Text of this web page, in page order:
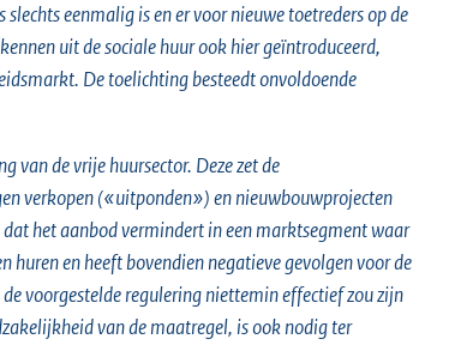
eenmalig is en er voor nieuwe toetreders op de
uit de sociale huur ook hier geïntroduceerd,
De toelichting besteedt onvoldoende
van de vrije huursector. Deze zet de
verkopen («uitponden») en nieuwbouwprojecten
het aanbod vermindert in een marktsegment waar
en heeft bovendien negatieve gevolgen voor de
voorgestelde regulering niettemin effectief zou zijn
van de maatregel, is ook nodig ter